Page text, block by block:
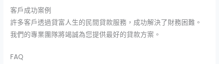
客戶成功案例
許多客戶透過貸富人生的民間貸款服務，成功解決了財務困難。
我們的專業團隊將竭誠為您提供最好的貸款方案。
FAQ